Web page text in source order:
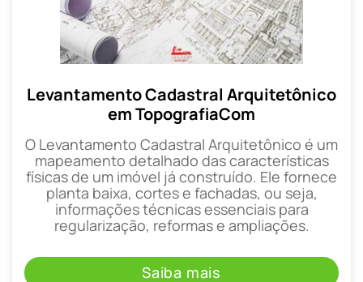
Levantamento Cadastral Arquitetônico
em TopografiaCom
O Levantamento Cadastral Arquitetônico é um
mapeamento detalhado das características
físicas de um imóvel já construído. Ele fornece
planta baixa, cortes e fachadas, ou seja,
informações técnicas essenciais para
regularização, reformas e ampliações.
Saiba mais